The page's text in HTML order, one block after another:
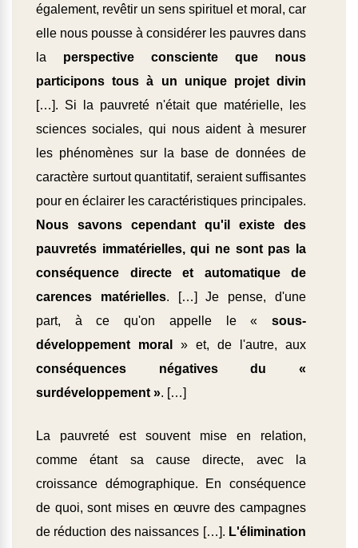
également, revêtir un sens spirituel et moral, car
elle nous pousse à considérer les pauvres dans
la perspective consciente que nous
participons tous à un unique projet divin
[…]. Si la pauvreté n'était que matérielle, les
sciences sociales, qui nous aident à mesurer
les phénomènes sur la base de données de
caractère surtout quantitatif, seraient suffisantes
pour en éclairer les caractéristiques principales.
Nous savons cependant qu'il existe des
pauvretés immatérielles, qui ne sont pas la
conséquence directe et automatique de
carences matérielles. […] Je pense, d'une
part, à ce qu'on appelle le « sous-
développement moral
» et, de l'autre, aux
conséquences négatives du «
surdéveloppement ». […]
La pauvreté est souvent mise en relation,
comme étant sa cause directe, avec la
croissance démographique. En conséquence
de quoi, sont mises en œuvre des campagnes
de réduction des naissances […]. L'élimination